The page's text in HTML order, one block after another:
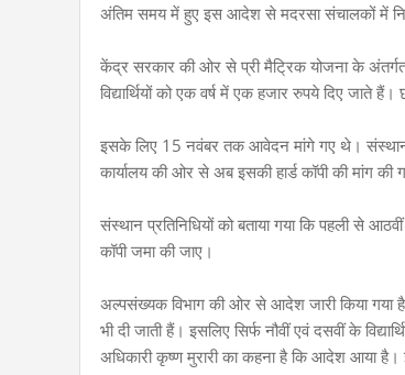
अंतिम समय में हुए इस आदेश से मदरसा संचालकों में
केंद्र सरकार की ओर से प्री मैट्रिक योजना के अंतर्गत
विद्यार्थियों को एक वर्ष में एक हजार रुपये दिए
इसके लिए 15 नवंबर तक आवेदन मांगे गए थे।
कार्यालय की ओर से अब इसकी हार्ड कॉपी की मांग
संस्थान प्रतिनिधियों को बताया गया कि पहली से आठवीं
कॉपी जमा की जाए।
अल्पसंख्यक विभाग की ओर से आदेश जारी किया गया है
भी दी जाती हैं। इसलिए सिर्फ नौवीं एवं दसवीं के
अधिकारी कृष्ण मुरारी का कहना है कि आदेश आया